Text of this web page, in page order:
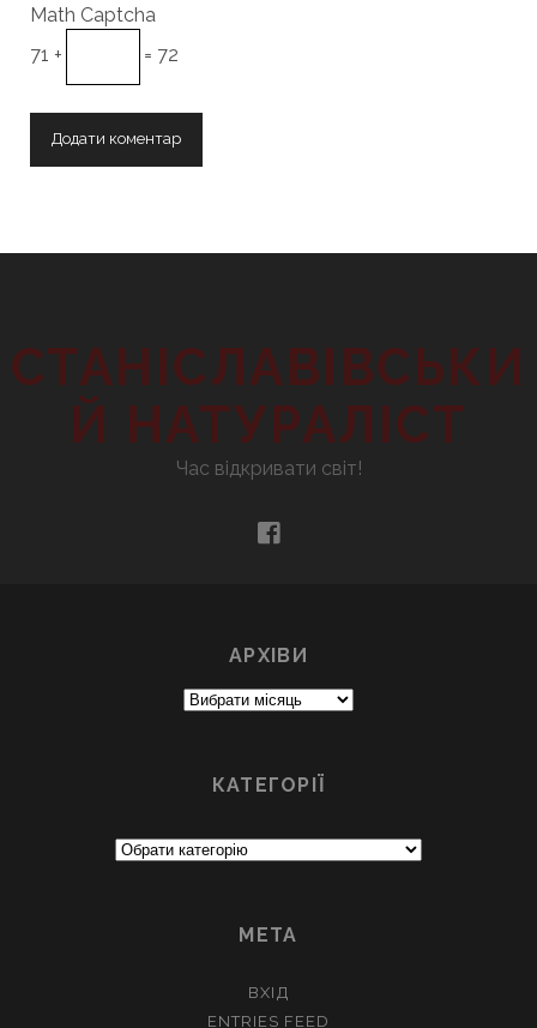
Math Captcha
71 +
= 72
СТАНІСЛАВІВСЬКИ
Й НАТУРАЛІСТ
Час відкривати світ!
facebook
АРХІВИ
Архіви
КАТЕГОРІЇ
МЕТА
ВХІД
ENTRIES FEED